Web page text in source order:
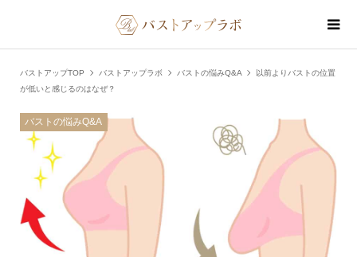
バストアップTOP バストアップラボ バストの悩みQ&A
以前よりバストの位置
が低いと感じるのはなぜ？
バストの悩みQ&A